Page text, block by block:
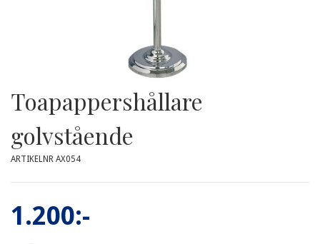
Toapappershållare
golvstående
ARTIKELNR AX054
1.200:-